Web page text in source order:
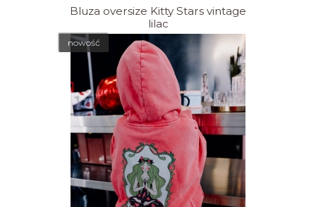
Bluza oversize Kitty Stars vintage
lilac
nowość